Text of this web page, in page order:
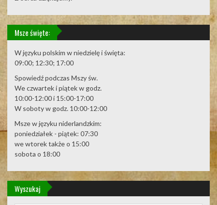
Msze święte:
W języku polskim w niedzielę i święta:
09:00; 12:30; 17:00
Spowiedź podczas Mszy św.
We czwartek i piątek w godz.
10:00-12:00 i 15:00-17:00
W soboty w godz. 10:00-12:00
Msze w języku niderlandzkim:
poniedziałek - piątek: 07:30
we wtorek także o 15:00
sobota o 18:00
Wyszukaj